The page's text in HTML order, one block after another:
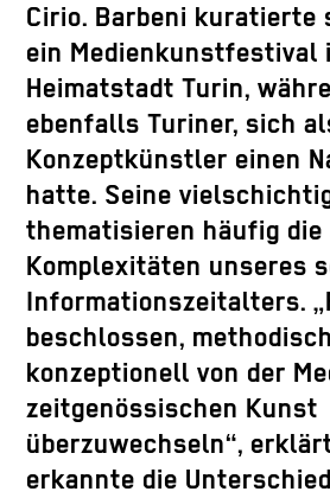
Cirio. Barbeni kuratierte
ein Medienkunstfestival
Heimatstadt Turin,
ebenfalls Turiner, sich
Konzeptkünstler einen
hatte. Seine
thematisieren häufig die
Komplexitäten unseres
Informationszeitalters.
beschlossen,
konzeptionell von der
zeitgenössischen Kunst
überzuwechseln“,
erkannte die